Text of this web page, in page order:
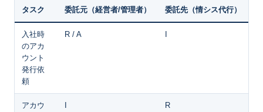
タスク 委託元（経営者/管理者） 委託先（情シス代行）
入社時
のアカ
ウント
発行依
頼
R / A
アカウ
R